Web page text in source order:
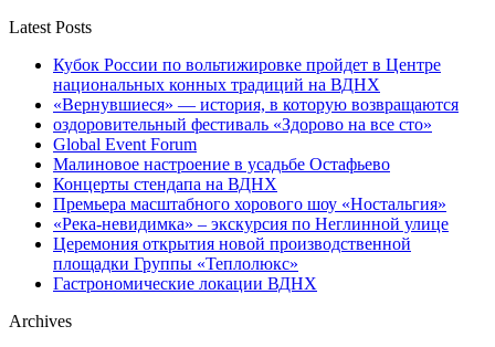
Latest Posts
Кубок России по вольтижировке пройдет в Центре
национальных конных традиций на ВДНХ
«Вернувшиеся» — история, в которую возвращаются
оздоровительный фестиваль «Здорово на все сто»
Global Event Forum
Малиновое настроение в усадьбе Остафьево
Концерты стендапа на ВДНХ
Премьера масштабного хорового шоу «Ностальгия»
«Река-невидимка» – экскурсия по Неглинной улице
Церемония открытия новой производственной
площадки Группы «Теплолюкс»
Гастрономические локации ВДНХ
Archives